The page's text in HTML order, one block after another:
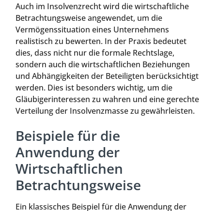
Auch im Insolvenzrecht wird die wirtschaftliche
Betrachtungsweise angewendet, um die
Vermögenssituation eines Unternehmens
realistisch zu bewerten. In der Praxis bedeutet
dies, dass nicht nur die formale Rechtslage,
sondern auch die wirtschaftlichen Beziehungen
und Abhängigkeiten der Beteiligten berücksichtigt
werden. Dies ist besonders wichtig, um die
Gläubigerinteressen zu wahren und eine gerechte
Verteilung der Insolvenzmasse zu gewährleisten.
Beispiele für die
Anwendung der
Wirtschaftlichen
Betrachtungsweise
Ein klassisches Beispiel für die Anwendung der